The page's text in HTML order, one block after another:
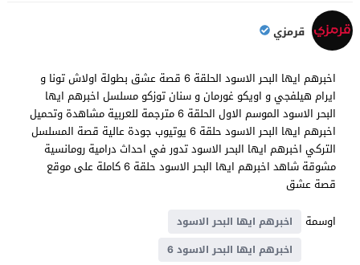
قرمزي
اخبرهم ايها البحر الاسود الحلقة 6 قصة عشق بطولة اولاش تونا و
ايرام هيلفجي و اويكو غورمان و سنان توزكو مسلسل اخبرهم ايها
البحر الاسود الموسم الاول الحلقة 6 مترجمة للعربية مشاهدة وتحميل
اخبرهم ايها البحر الاسود حلقة 6 يوتيوب جودة عالية قصة المسلسل
التركي اخبرهم ايها البحر الاسود تدور في احداث درامية رومانسية
مشوقة شاهد اخبرهم ايها البحر الاسود حلقة 6 كاملة على موقع
قصة عشق
اوسمة
اخبرهم ايها البحر الاسود
اخبرهم ايها البحر الاسود 6